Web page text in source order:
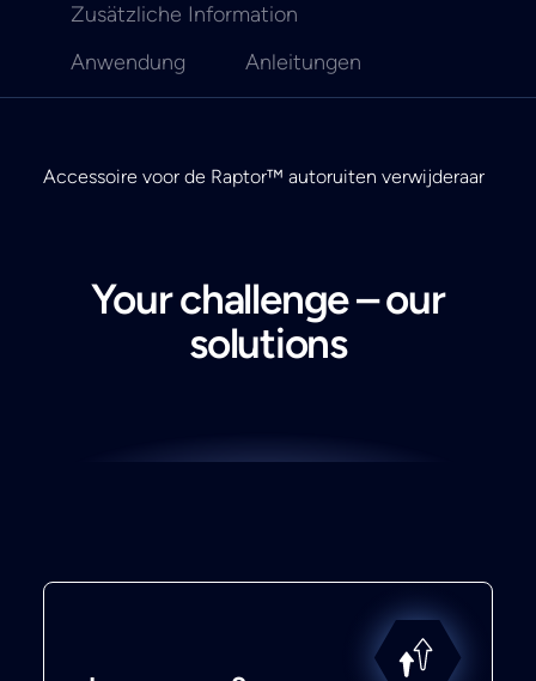
Zusätzliche Information
Anwendung
Anleitungen
Accessoire voor de Raptor™ autoruiten verwijderaar
Your challenge – our
solutions